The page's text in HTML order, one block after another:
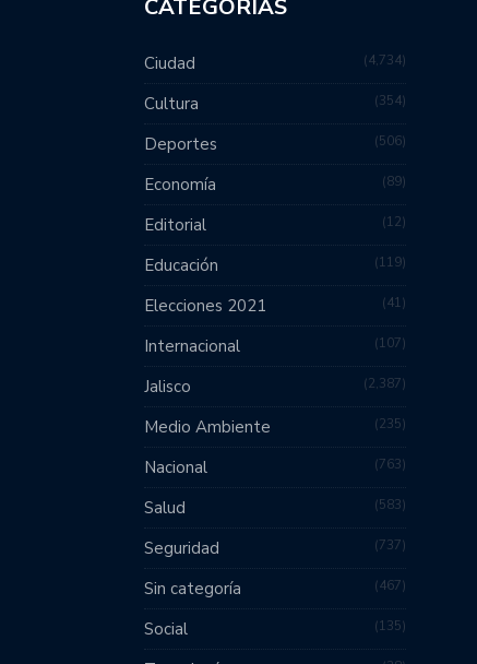
CATEGORÍAS
Ciudad 4,734
Cultura 354
Deportes 506
Economía 89
Editorial 12
Educación 119
Elecciones 2021 41
Internacional 107
Jalisco 2,387
Medio Ambiente 235
Nacional 763
Salud 583
Seguridad 737
Sin categoría 467
Social 135